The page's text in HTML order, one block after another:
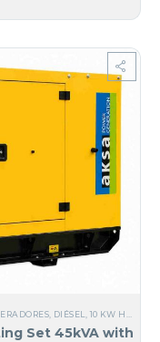
DIÉSEL ,10 KW HASTA 40 KW
Set 45kVA with